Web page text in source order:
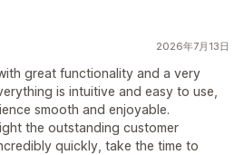
2026年7月13日
great functionality and a very
is intuitive and easy to use,
smooth and enjoyable.
the outstanding customer
quickly, take the time to